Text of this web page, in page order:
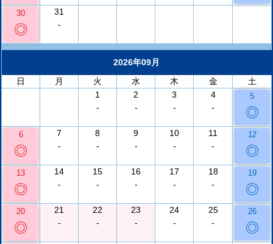
30
◎
31
-
2026年09月
日
月 火 水 木 金
土
1
-
2
-
3
-
4
-
5
◎
6
◎
7
-
8
-
9
-
10
-
11
-
12
◎
13
◎
14
-
15
-
16
-
17
-
18
-
19
◎
20
◎
21
-
22
-
23
-
24
-
25
-
26
◎